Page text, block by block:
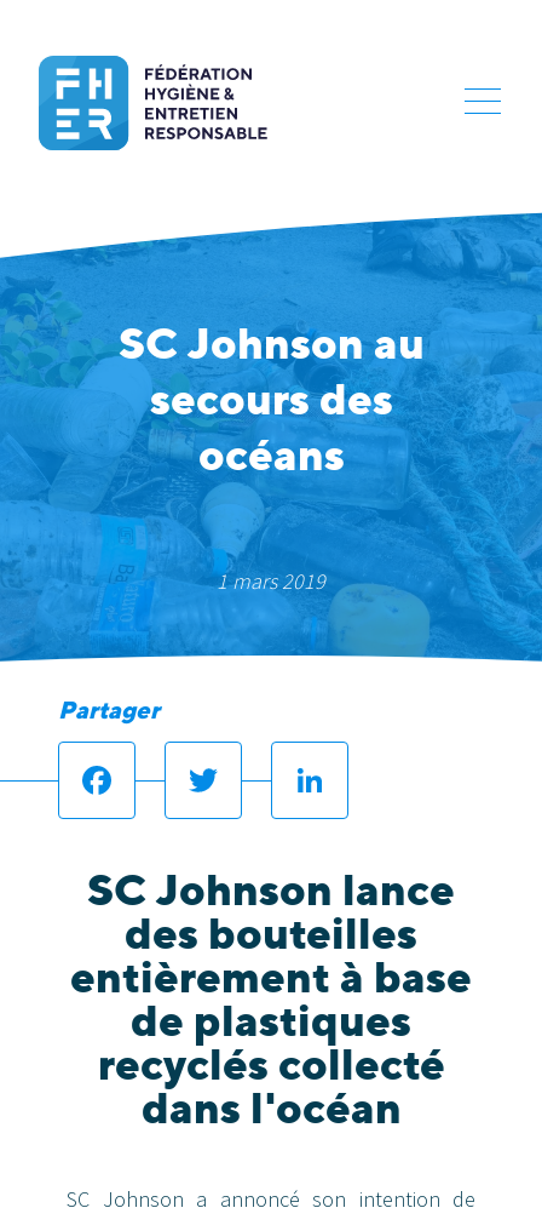
SC Johnson au
secours des
océans
1 mars 2019
Partager
FacebookTwitterLinkedIn
SC Johnson lance
des bouteilles
entièrement à base
de plastiques
recyclés collecté
dans l'océan
SC Johnson a annoncé son intention de